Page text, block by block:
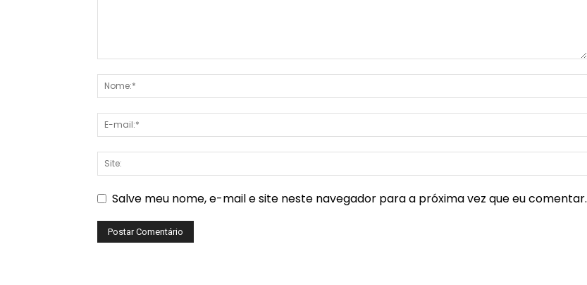
Salve meu nome, e-mail e site neste navegador para a próxima vez que eu comentar.